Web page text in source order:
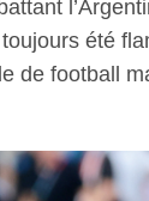
toujours été
de football